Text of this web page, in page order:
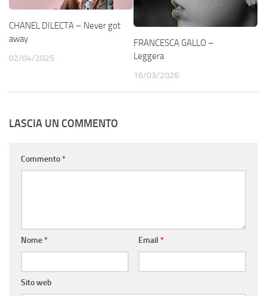
CHANEL DILECTA – Never got
away
02/04/2025
FRANCESCA GALLO –
Leggera
16/03/2026
LASCIA UN COMMENTO
Commento*
Nome* Email *
Sito web